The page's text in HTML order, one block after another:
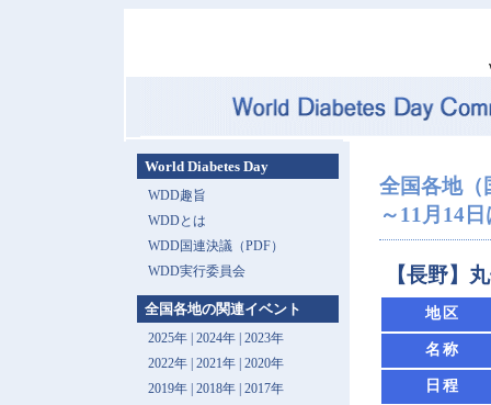
全国各地（
～11月14
【長野】
地区
名称
日程
World Diabetes Day
WDD趣旨
WDDとは
WDD国連決議（PDF）
WDD実行委員会
全国各地の関連イベント
2025年| 2024年| 2023年
2022年| 2021年| 2020年
2019年| 2018年| 2017年